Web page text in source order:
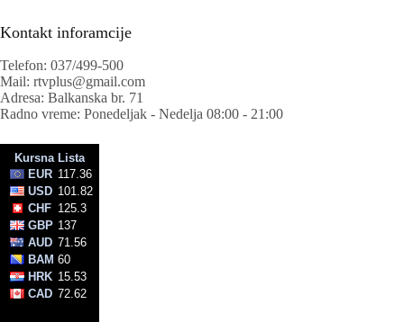
Kontakt inforamcije
Telefon: 037/499-500
Mail: rtvplus@gmail.com
Adresa: Balkanska br. 71
Radno vreme: Ponedeljak - Nedelja 08:00 - 21:00